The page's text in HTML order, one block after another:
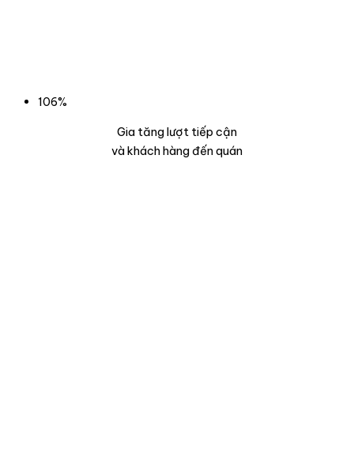
106%
Gia tăng lượt tiếp cận
và khách hàng đến quán